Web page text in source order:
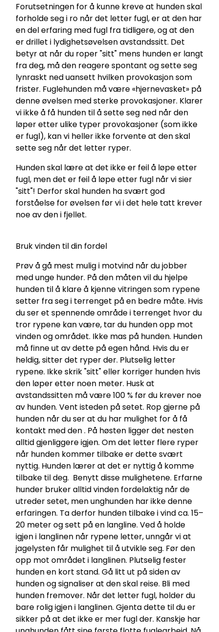
Forutsetningen for å kunne kreve at hunden skal
forholde seg i ro når det letter fugl, er at den har
en del erfaring med fugl fra tidligere, og at den
er drillet i lydighetsøvelsen avstandssitt. Det
betyr at når du roper "sitt" mens hunden er langt
fra deg, må den reagere spontant og sette seg
lynraskt ned uansett hvilken provokasjon som
frister. Fuglehunden må være «hjernevasket» på
denne øvelsen med sterke provokasjoner. Klarer
vi ikke å få hunden til å sette seg ned når den
løper etter ulike typer provokasjoner (som ikke
er fugl), kan vi heller ikke forvente at den skal
sette seg når det letter ryper.
Hunden skal lære at det ikke er feil å løpe etter
fugl, men det er feil å løpe etter fugl når vi sier
"sitt"! Derfor skal hunden ha svært god
forståelse for øvelsen før vi i det hele tatt krever
noe av den i fjellet.
Bruk vinden til din fordel
Prøv å gå mest mulig i motvind når du jobber
med unge hunder. På den måten vil du hjelpe
hunden til å klare å kjenne vitringen som rypene
setter fra seg i terrenget på en bedre måte. Hvis
du ser et spennende område i terrenget hvor du
tror rypene kan være, tar du hunden opp mot
vinden og området. Ikke mas på hunden. Hunden
må finne ut av dette på egen hånd. Hvis du er
heldig, sitter det ryper der. Plutselig letter
rypene. Ikke skrik "sitt" eller korriger hunden hvis
den løper etter noen meter. Husk at
avstandssitten må være 100 % før du krever noe
av hunden. Vent isteden på setet. Rop gjerne på
hunden når du ser at du har mulighet for å få
kontakt med den . På høsten ligger det nesten
alltid gjenliggere igjen. Om det letter flere ryper
når hunden kommer tilbake er dette svært
nyttig. Hunden lærer at det er nyttig å komme
tilbake til deg. Benytt disse mulighetene. Erfarne
hunder bruker alltid vinden fordelaktig når de
utreder setet, men unghunden har ikke denne
erfaringen. Ta derfor hunden tilbake i vind ca. 15–
20 meter og sett på en langline. Ved å holde
igjen i langlinen når rypene letter, unngår vi at
jagelysten får mulighet til å utvikle seg. Før den
opp mot området i langlinen. Plutselig fester
hunden en kort stand. Gå litt ut på siden av
hunden og signaliser at den skal reise. Bli med
hunden fremover. Når det letter fugl, holder du
bare rolig igjen i langlinen. Gjenta dette til du er
sikker på at det ikke er mer fugl der. Kanskje har